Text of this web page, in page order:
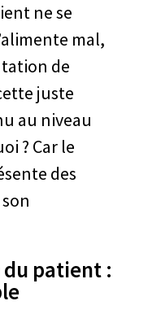
ne se
mal,
de
juste
au niveau
? Car le
des
patient :